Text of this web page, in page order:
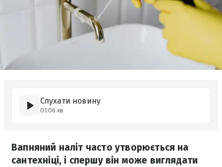
Слухати новину
01:06 хв
Вапняний наліт часто утворюється на
сантехніці, і спершу він може виглядати